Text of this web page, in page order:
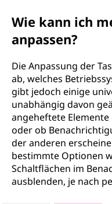
Wie kann ich
anpassen?
Die Anpassung der
ab, welches
gibt jedoch einige
unabhängig davon
angeheftete
oder ob
der anderen
bestimmte Optionen
Schaltflächen im
ausblenden, je nach